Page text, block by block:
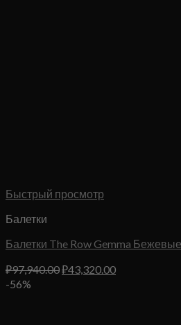
Быстрый просмотр
Балетки
Балетки The Row Gemma Бежевые
₽97,940.00Первоначальная
₽43,320.00Текущая
-56%